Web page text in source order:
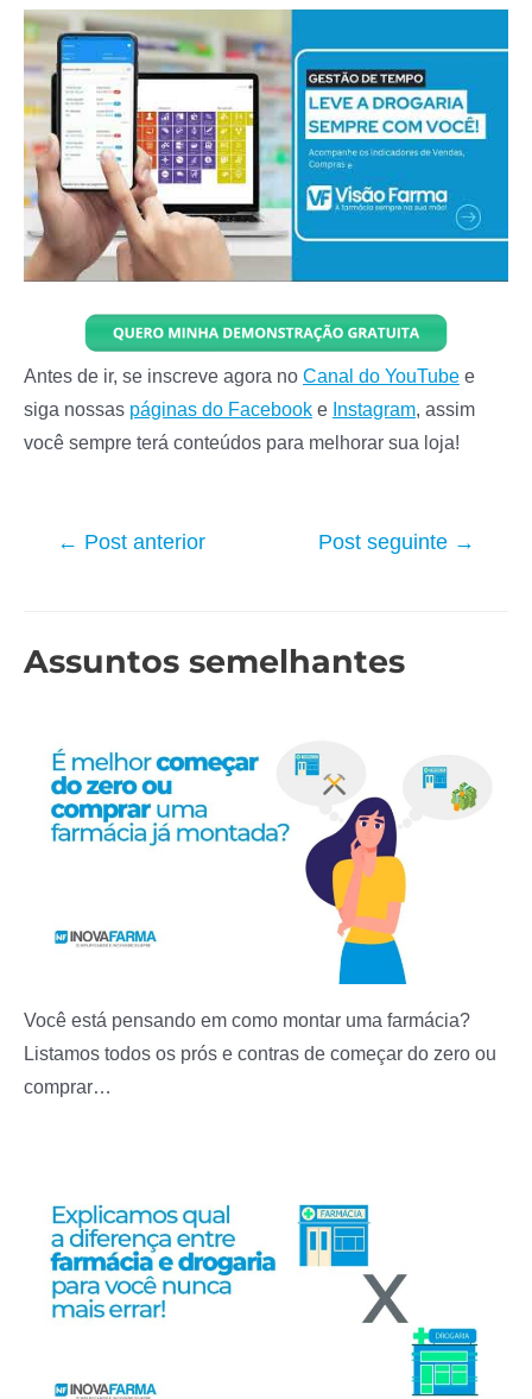
Antes de ir, se inscreve agora no Canal do YouTube e
siga nossas páginas do Facebook e Instagram, assim
você sempre terá conteúdos para melhorar sua loja!
Navegação
← Post anterior Post seguinte →
Assuntos semelhantes
Você está pensando em como montar uma farmácia?
Listamos todos os prós e contras de começar do zero ou
comprar…